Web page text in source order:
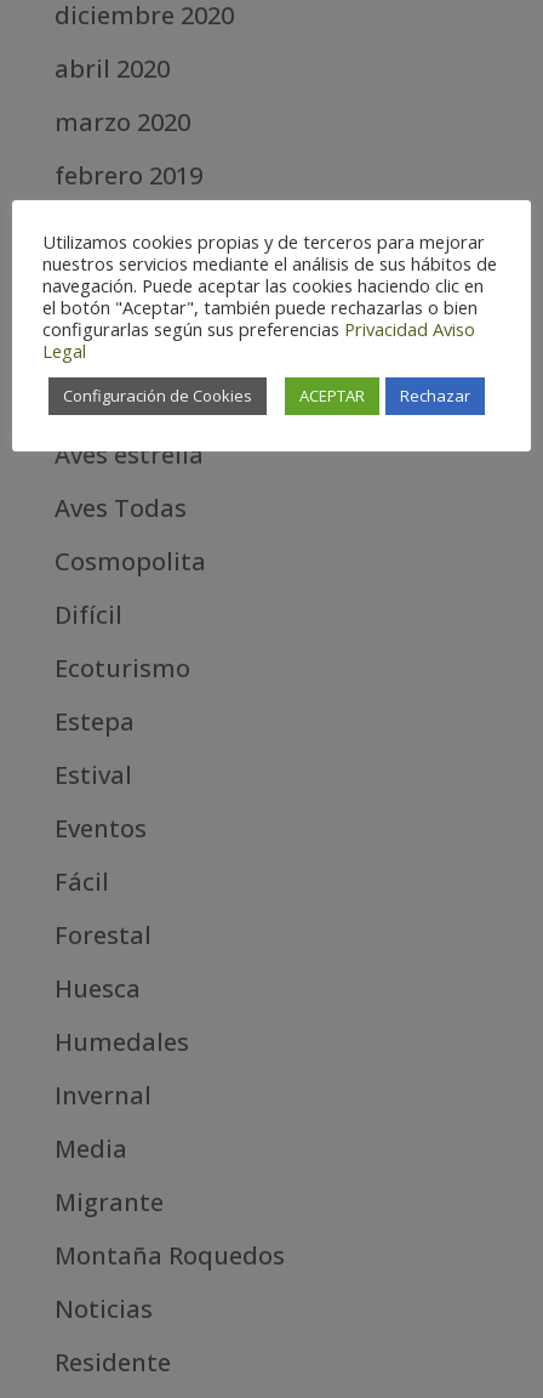
diciembre 2020
abril 2020
marzo 2020
febrero 2019
septiembre 2018
Categories
Alta
Alta Montaña
Aves estrella
Aves Todas
Cosmopolita
Difícil
Ecoturismo
Estepa
Estival
Eventos
Fácil
Forestal
Huesca
Humedales
Invernal
Media
Migrante
Montaña Roquedos
Noticias
Residente
Utilizamos cookies propias y de terceros para mejorar
nuestros servicios mediante el análisis de sus hábitos de
navegación. Puede aceptar las cookies haciendo clic en
el botón "Aceptar", también puede rechazarlas o bien
configurarlas según sus preferencias Privacidad Aviso
Legal
Configuración de Cookies ACEPTAR Rechazar